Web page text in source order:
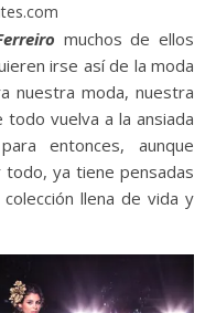
muchos de ellos
irse así de la moda
nuestra moda, nuestra
vuelva a la ansiada
entonces, aunque
todo, ya tiene pensadas
llena de vida y